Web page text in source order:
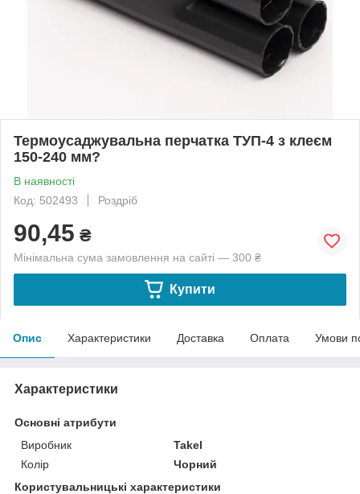
Термоусаджувальна перчатка ТУП-4 з клеєм
150-240 мм?
В наявності
Код: 502493
Роздріб
90,45 ₴
Мінімальна сума замовлення на сайті — 300 ₴
Купити
Опис Характеристики Доставка Оплата Умови
Характеристики
Основні атрибути
Виробник
Takel
Колір
Чорний
Користувальницькі характеристики